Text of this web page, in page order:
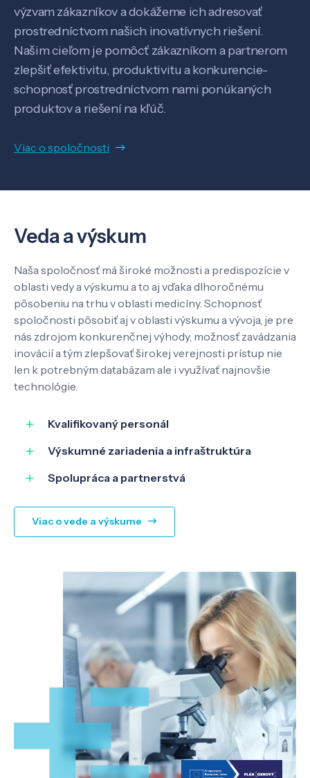
Veda a výskum
Kontakt
SK EN
výzvam zákazníkov a dokážeme ich adresovať
prostredníctvom našich inovatívnych riešení.
Našim cieľom je pomôcť zákazníkom a partnerom
zlepšiť efektivitu, produktivitu a konkurencie-
schopnosť prostredníctvom nami ponúkaných
produktov a riešení na kľúč.
Viac o spoločnosti
Veda a výskum
Naša spoločnosť má široké možnosti a predispozície v
oblasti vedy a výskumu a to aj vďaka dlhoročnému
pôsobeniu na trhu v oblasti medicíny. Schopnosť
spoločnosti pôsobiť aj v oblasti výskumu a vývoja, je pre
nás zdrojom konkurenčnej výhody, možnosť zavádzania
inovácií a tým zlepšovať širokej verejnosti prístup nie
len k potrebným databázam ale i využívať najnovšie
technológie.
Kvalifikovaný personál
Výskumné zariadenia a infraštruktúra
Spolupráca a partnerstvá
Viac o vede a výskume